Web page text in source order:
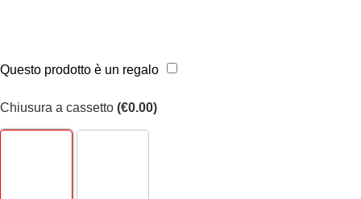
Questo prodotto è un regalo
Chiusura a cassetto (€0.00)